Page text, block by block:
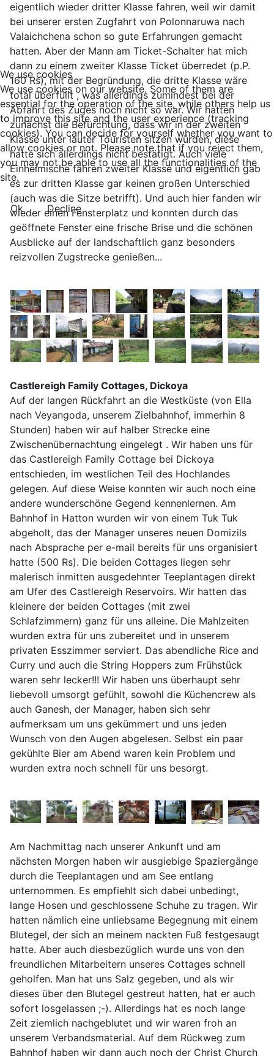
eigentlich wieder dritter Klasse fahren, weil wir damit
bei unserer ersten Zugfahrt von Polonnaruwa nach
Valaichchena schon so gute Erfahrungen gemacht
hatten. Aber der Mann am Ticket-Schalter hat mich
dann zu einem zweiter Klasse Ticket überredet (p.P.
160 Rs), mit der Begründung, die dritte Klasse wäre
total überfüllt , was allerdings zumindest bei der
Abfahrt des Zuges noch nicht so war. Wir hatten
zunächst die Befürchtung, dass wir in der zweiten
Klasse unter lauter Touristen sitzen würden, diese
hatte sich allerdings nicht bestätigt. Auch viele
Einheimische fahren zweiter Klasse und eigentlich gab
es zur dritten Klasse gar keinen großen Unterschied
(auch was die Sitze betrifft). Und auch hier fanden wir
wieder einen Fensterplatz und konnten durch das
geöffnete Fenster eine frische Brise und die schönen
Ausblicke auf der landschaftlich ganz besonders
reizvollen Zugstrecke genießen...
Castlereigh Family Cottages, Dickoya
Auf der langen Rückfahrt an die Westküste (von Ella
nach Veyangoda, unserem Zielbahnhof, immerhin 8
Stunden) haben wir auf halber Strecke eine
Zwischenübernachtung eingelegt . Wir haben uns für
das Castlereigh Family Cottage bei Dickoya
entschieden, im westlichen Teil des Hochlandes
gelegen. Auf diese Weise konnten wir auch noch eine
andere wunderschöne Gegend kennenlernen. Am
Bahnhof in Hatton wurden wir von einem Tuk Tuk
abgeholt, das der Manager unseres neuen Domizils
nach Absprache per e-mail bereits für uns organisiert
hatte (500 Rs). Die beiden Cottages liegen sehr
malerisch inmitten ausgedehnter Teeplantagen direkt
am Ufer des Castlereigh Reservoirs. Wir hatten das
kleinere der beiden Cottages (mit zwei
Schlafzimmern) ganz für uns alleine. Die Mahlzeiten
wurden extra für uns zubereitet und in unserem
privaten Esszimmer serviert. Das abendliche Rice and
Curry und auch die String Hoppers zum Frühstück
waren sehr lecker!!! Wir haben uns überhaupt sehr
liebevoll umsorgt gefühlt, sowohl die Küchencrew als
auch Ganesh, der Manager, haben sich sehr
aufmerksam um uns gekümmert und uns jeden
Wunsch von den Augen abgelesen. Selbst ein paar
gekühlte Bier am Abend waren kein Problem und
wurden extra noch schnell für uns besorgt.
Am Nachmittag nach unserer Ankunft und am
nächsten Morgen haben wir ausgiebige Spaziergänge
durch die Teeplantagen und am See entlang
unternommen. Es empfiehlt sich dabei unbedingt,
lange Hosen und geschlossene Schuhe zu tragen. Wir
hatten nämlich eine unliebsame Begegnung mit einem
Blutegel, der sich an meinem nackten Fuß festgesaugt
hatte. Aber auch diesbezüglich wurde uns von den
freundlichen Mitarbeitern unseres Cottages schnell
geholfen. Man hat uns Salz gegeben, und als wir
dieses über den Blutegel gestreut hatten, hat er auch
sofort losgelassen ;-). Allerdings hat es noch lange
Zeit ziemlich nachgeblutet und wir waren froh an
unserem Verbandsmaterial. Auf dem Rückweg zum
Bahnhof haben wir dann auch noch der Christ Church
We use cookies
We use cookies on our website. Some of them are
essential for the operation of the site, while others help us
to improve this site and the user experience (tracking
cookies). You can decide for yourself whether you want to
allow cookies or not. Please note that if you reject them,
you may not be able to use all the functionalities of the
site.
Ok Decline